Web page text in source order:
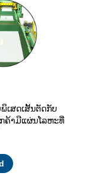
ພິເສດເສັ້ນຕັດກັບ
ຄ້າມີແຜ່ນໂລຫະທີ່